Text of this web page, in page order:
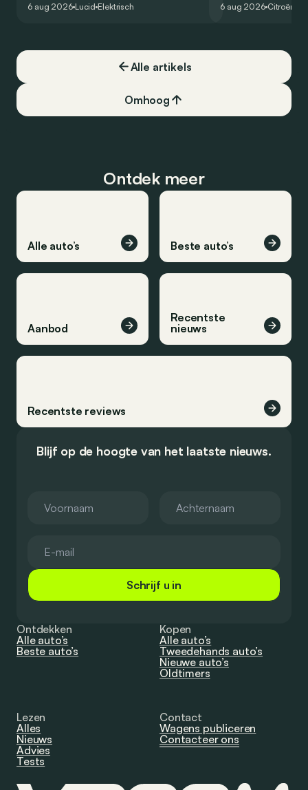
constructeur vervoegen.
6 aug 2026 Lucid Elektrisch
dat ook gelukt?
6 aug 2026 Citroën
Alle artikels
Omhoog
Ontdek meer
Alle auto’s Beste auto’s
Aanbod
Recentste
nieuws
Recentste reviews
Blijf op de hoogte van het laatste nieuws.
Schrijf u in
Ontdekken
Alle auto’s
Beste auto’s
Kopen
Alle auto’s
Tweedehands auto’s
Nieuwe auto’s
Oldtimers
Lezen
Alles
Nieuws
Advies
Tests
Contact
Wagens publiceren
Contacteer ons